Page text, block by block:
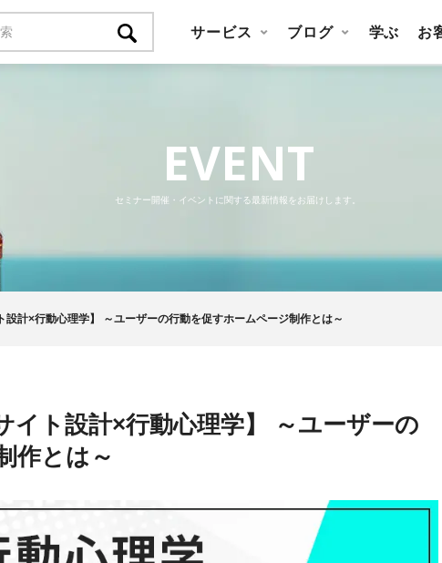
サービス ブログ 学ぶ お
EVENT
セミナー開催・イベントに関する最新情報をお届けします。
設計×行動心理学】 ～ユーザーの行動を促すホームページ制作とは～
イト設計×行動心理学】 ～ユーザーの
作とは～